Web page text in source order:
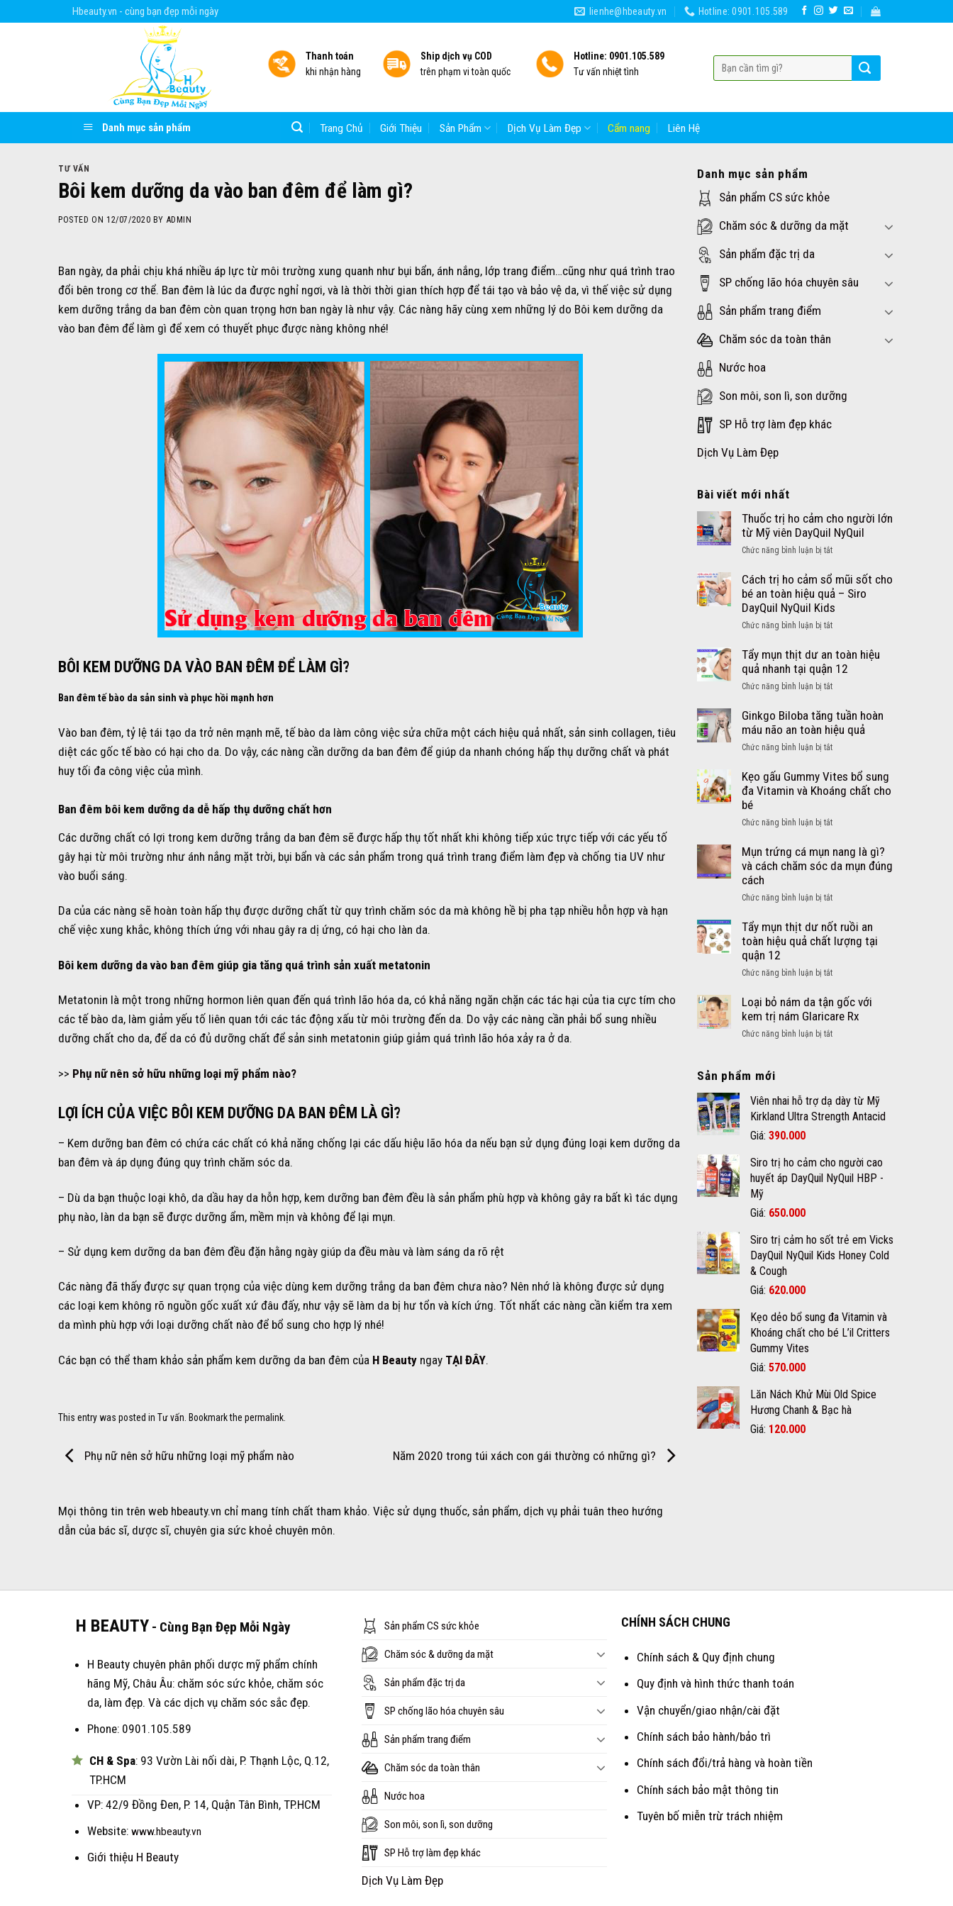
Hbeauty.vn - cùng bạn đẹp mỗi ngày lienhe@hbeauty.vn Hotline: 0901.105.589
Thanh toán
khi nhận hàng
Ship dịch vụ COD
trên phạm vi toàn quốc
Hotline: 0901.105.589
Tư vấn nhiệt tình
Danh mục sản phẩm Trang Chủ Giới Thiệu Sản Phẩm Dịch Vụ Làm Đẹp Cẩm nang Liên Hệ
TƯ VẤN
Bôi kem dưỡng da vào ban đêm để làm gì?
POSTED ON 12/07/2020 BY ADMIN
Ban ngày, da phải chịu khá nhiều áp lực từ môi trường xung quanh như bụi bẩn, ánh nắng, lớp trang điểm…cũng như quá trình trao
đổi bên trong cơ thể. Ban đêm là lúc da được nghỉ ngơi, và là thời thời gian thích hợp để tái tạo và bảo vệ da, vì thế việc sử dụng
kem dưỡng trắng da ban đêm còn quan trọng hơn ban ngày là như vậy. Các nàng hãy cùng xem những lý do Bôi kem dưỡng da
vào ban đêm để làm gì để xem có thuyết phục được nàng không nhé!
BÔI KEM DƯỠNG DA VÀO BAN ĐÊM ĐỂ LÀM GÌ?
Ban đêm tế bào da sản sinh và phục hồi mạnh hơn
Vào ban đêm, tỷ lệ tái tạo da trở nên mạnh mẽ, tế bào da làm công việc sửa chữa một cách hiệu quả nhất, sản sinh collagen, tiêu
diệt các gốc tế bào có hại cho da. Do vậy, các nàng cần dưỡng da ban đêm để giúp da nhanh chóng hấp thụ dưỡng chất và phát
huy tối đa công việc của mình.
Ban đêm bôi kem dưỡng da dễ hấp thụ dưỡng chất hơn
Các dưỡng chất có lợi trong kem dưỡng trắng da ban đêm sẽ được hấp thụ tốt nhất khi không tiếp xúc trực tiếp với các yếu tố
gây hại từ môi trường như ánh nắng mặt trời, bụi bẩn và các sản phẩm trong quá trình trang điểm làm đẹp và chống tia UV như
vào buổi sáng.
Da của các nàng sẽ hoàn toàn hấp thụ được dưỡng chất từ quy trình chăm sóc da mà không hề bị pha tạp nhiều hỗn hợp và hạn
chế việc xung khắc, không thích ứng với nhau gây ra dị ứng, có hại cho làn da.
Bôi kem dưỡng da vào ban đêm giúp gia tăng quá trình sản xuất metatonin
Metatonin là một trong những hormon liên quan đến quá trình lão hóa da, có khả năng ngăn chặn các tác hại của tia cực tím cho
các tế bào da, làm giảm yếu tố liên quan tới các tác động xấu từ môi trường đến da. Do vậy các nàng cần phải bổ sung nhiều
dưỡng chất cho da, để da có đủ dưỡng chất để sản sinh metatonin giúp giảm quá trình lão hóa xảy ra ở da.
>> Phụ nữ nên sở hữu những loại mỹ phẩm nào?
LỢI ÍCH CỦA VIỆC BÔI KEM DƯỠNG DA BAN ĐÊM LÀ GÌ?
– Kem dưỡng ban đêm có chứa các chất có khả năng chống lại các dấu hiệu lão hóa da nếu bạn sử dụng đúng loại kem dưỡng da
ban đêm và áp dụng đúng quy trình chăm sóc da.
– Dù da bạn thuộc loại khô, da dầu hay da hỗn hợp, kem dưỡng ban đêm đều là sản phẩm phù hợp và không gây ra bất kì tác dụng
phụ nào, làn da bạn sẽ được dưỡng ẩm, mềm mịn và không để lại mụn.
– Sử dụng kem dưỡng da ban đêm đều đặn hằng ngày giúp da đều màu và làm sáng da rõ rệt
Các nàng đã thấy được sự quan trọng của việc dùng kem dưỡng trắng da ban đêm chưa nào? Nên nhớ là không được sử dụng
các loại kem không rõ nguồn gốc xuất xứ đâu đấy, như vậy sẽ làm da bị hư tổn và kích ứng. Tốt nhất các nàng cần kiểm tra xem
da mình phù hợp với loại dưỡng chất nào để bổ sung cho hợp lý nhé!
Các bạn có thể tham khảo sản phẩm kem dưỡng da ban đêm của H Beauty ngay TẠI ĐÂY.
This entry was posted in Tư vấn . Bookmark the permalink
Phụ nữ nên sở hữu những loại mỹ phẩm nào Năm 2020 trong túi xách con gái thường có những gì?
Mọi thông tin trên web hbeauty.vn chỉ mang tính chất tham khảo. Việc sử dụng thuốc, sản phẩm, dịch vụ phải tuân theo hướng
dẫn của bác sĩ, dược sĩ, chuyên gia sức khoẻ chuyên môn.
Danh mục sản phẩm
Sản phẩm CS sức khỏe
Chăm sóc & dưỡng da mặt
Sản phẩm đặc trị da
SP chống lão hóa chuyên sâu
Sản phẩm trang điểm
Chăm sóc da toàn thân
Nước hoa
Son môi, son lì, son dưỡng
SP Hỗ trợ làm đẹp khác
Dịch Vụ Làm Đẹp
Bài viết mới nhất
Thuốc trị ho cảm cho người lớn
từ Mỹ viên DayQuil NyQuil
Chức năng bình luận bị tắtở
trị
ho
cảm
người
từ
Mỹ
viên
NyQuil
Cách trị ho cảm sổ mũi sốt cho
bé an toàn hiệu quả – Siro
DayQuil NyQuil Kids
Chức năng bình luận bị tắtở
trị
ho
sổ
sốt
cho
bé
toàn
hiệu
quả
Siro
NyQuil
Kids
Tẩy mụn thịt dư an toàn hiệu
quả nhanh tại quận 12
Chức năng bình luận bị tắtở
mụn
thịt
an
hiệu
quả
tại
12
Ginkgo Biloba tăng tuần hoàn
máu não an toàn hiệu quả
Chức năng bình luận bị tắtở
Biloba
tăng
máu
an
toàn
quả
Kẹo gấu Gummy Vites bổ sung
đa Vitamin và Khoáng chất cho
bé
Chức năng bình luận bị tắtở
gấu
Gummy
sung
Vitamin
và
chất
Mụn trứng cá mụn nang là gì?
và cách chăm sóc da mụn đúng
cách
Chức năng bình luận bị tắtở
trứng
cá
là
và
cách
chăm
cách
Tẩy mụn thịt dư nốt ruồi an
toàn hiệu quả chất lượng tại
quận 12
Chức năng bình luận bị tắtở
mụn
thịt
nốt
quả
chất
quận
12
Loại bỏ nám da tận gốc với
kem trị nám Glaricare Rx
Chức năng bình luận bị tắtở
tận
gốc
nám
Glaricare
Sản phẩm mới
Viên nhai hỗ trợ dạ dày từ Mỹ
Kirkland Ultra Strength Antacid
Giá: Giá
là:
420.000₫.
390.000Giá
tại
là:
Siro trị ho cảm cho người cao
huyết áp DayQuil NyQuil HBP -
Mỹ
Giá: Giá
là:
670.000₫.
650.000Giá
tại
là:
Siro trị cảm ho sốt trẻ em Vicks
DayQuil NyQuil Kids Honey Cold
& Cough
Giá: Giá
là:
700.000₫.
620.000Giá
tại
là:
620.000₫.
Kẹo dẻo bổ sung đa Vitamin và
Khoáng chất cho bé L’il Critters
Gummy Vites
Giá: Giá
là:
600.000₫.
570.000Giá
tại
là:
570.000₫.
Lăn Nách Khử Mùi Old Spice
Hương Chanh & Bạc hà
Giá: Giá
120.000Giá
H BEAUTY - Cùng Bạn Đẹp Mỗi Ngày
H Beauty chuyên phân phối dược mỹ phẩm chính
hãng Mỹ, Châu Âu: chăm sóc sức khỏe, chăm sóc
da, làm đẹp. Và các dịch vụ chăm sóc sắc đẹp.
Phone: 0901.105.589
CH & Spa: 93 Vườn Lài nối dài, P. Thạnh Lộc, Q.12,
TP.HCM
VP: 42/9 Đồng Đen, P. 14, Quận Tân Bình, TP.HCM
Website: www.hbeauty.vn
Giới thiệu H Beauty
Sản phẩm CS sức khỏe
Chăm sóc & dưỡng da mặt
Sản phẩm đặc trị da
SP chống lão hóa chuyên sâu
Sản phẩm trang điểm
Chăm sóc da toàn thân
Nước hoa
Son môi, son lì, son dưỡng
SP Hỗ trợ làm đẹp khác
Dịch Vụ Làm Đẹp
CHÍNH SÁCH CHUNG
Chính sách & Quy định chung
Quy định và hình thức thanh toán
Vận chuyển/giao nhận/cài đặt
Chính sách bảo hành/bảo trì
Chính sách đổi/trả hàng và hoàn tiền
Chính sách bảo mật thông tin
Tuyên bố miễn trừ trách nhiệm